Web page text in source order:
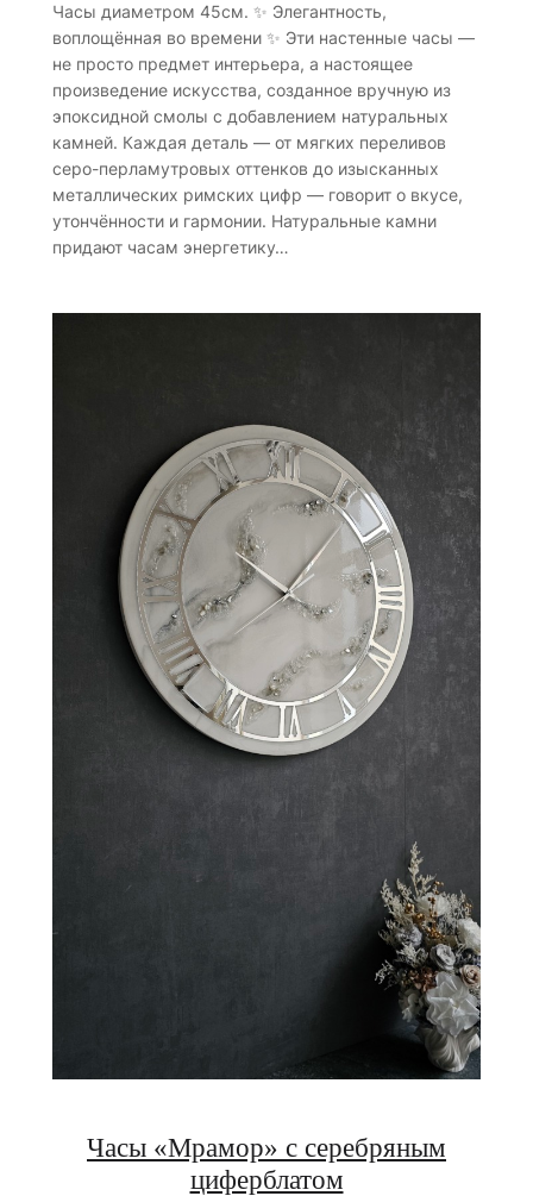
Часы диаметром 45см. ✨ Элегантность,
воплощённая во времени ✨ Эти настенные часы —
не просто предмет интерьера, а настоящее
произведение искусства, созданное вручную из
эпоксидной смолы с добавлением натуральных
камней. Каждая деталь — от мягких переливов
серо-перламутровых оттенков до изысканных
металлических римских цифр — говорит о вкусе,
утончённости и гармонии. Натуральные камни
придают часам энергетику…
Часы «Мрамор» с серебряным
циферблатом